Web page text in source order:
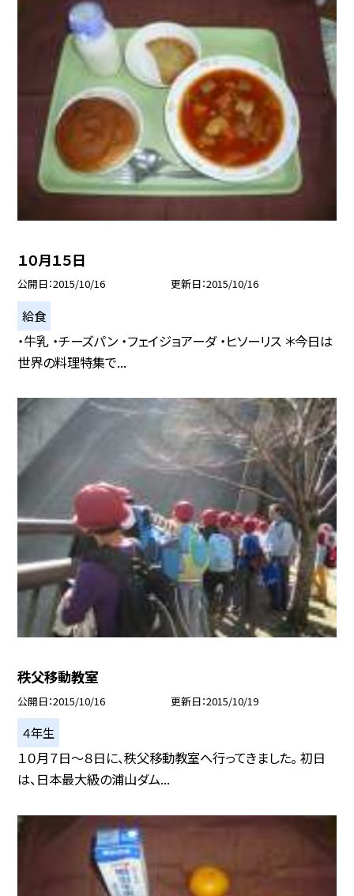
１０月１５日
公開日 2015/10/16 更新日 2015/10/16
給食
・牛乳 ・チーズパン ・フェイジョアーダ ・ヒソーリス ＊今日は
世界の料理特集で...
秩父移動教室
公開日 2015/10/16 更新日 2015/10/19
４年生
１０月７日〜８日に、秩父移動教室へ行ってきました。 初日
は、日本最大級の浦山ダム...